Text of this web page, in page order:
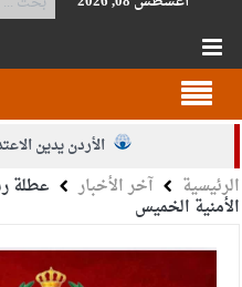
الأردن يدين
حزب التغيير
الرئيسية آخر الأخبار عطلة
الأمنية الخميس